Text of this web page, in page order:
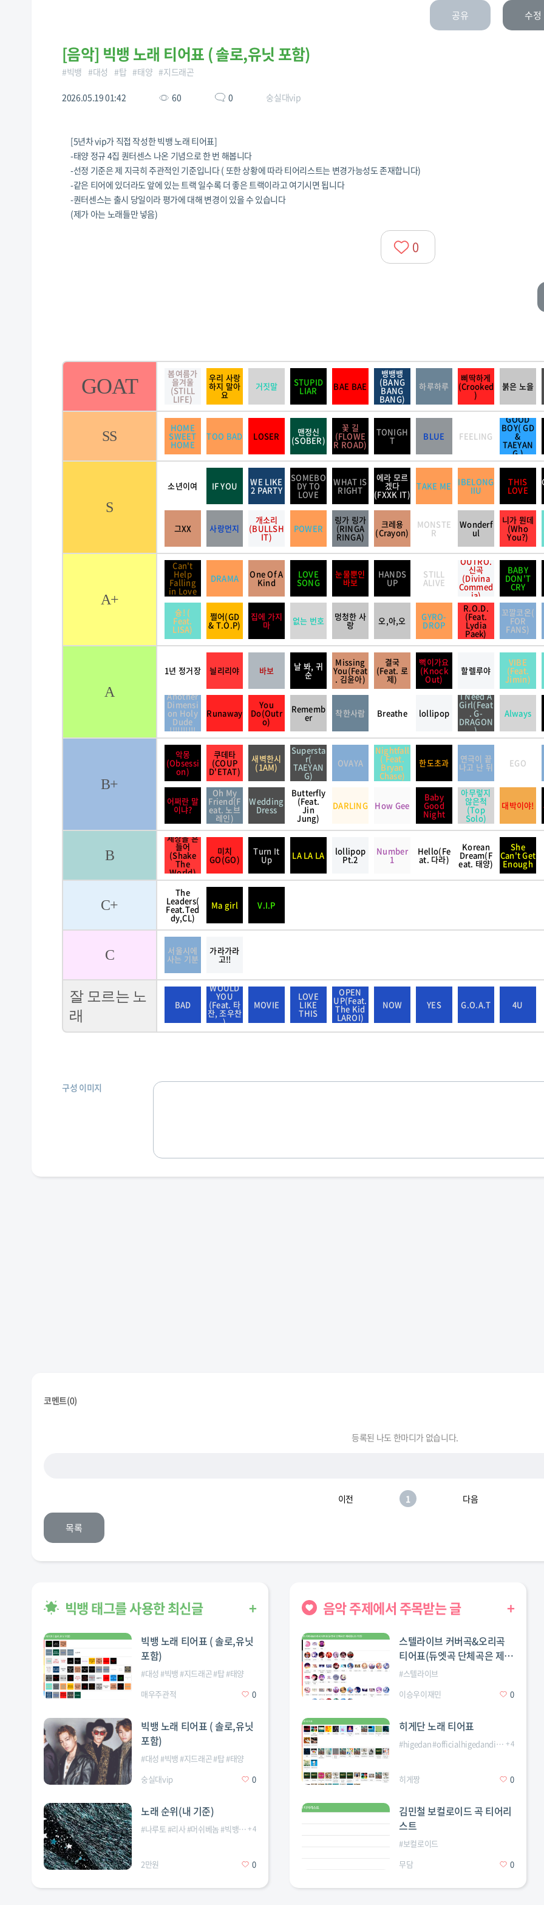
공유 수정
[음악] 빅뱅 노래 티어표 ( 솔로,유닛 포함)
#빅뱅 #대성 #탑 #태양 #지드래곤
2026.05.19 01:42 60 0 숭실대vip
[5년차 vip가 직접 작성한 빅뱅 노래 티어표]
-태양 정규 4집 퀀터센스 나온 기념으로 한 번 해봅니다
-선정 기준은 제 지극히 주관적인 기준입니다 ( 또한 상황에 따라 티어리스트는 변경가능성도 존재합니다)
-같은 티어에 있더라도 앞에 있는 트랙 일수록 더 좋은 트랙이라고 여기시면 됩니다
-퀀터센스는 출시 당일이라 평가에 대해 변경이 있을 수 있습니다
(제가 아는 노래들만 넣음)
0
GOAT
봄여름가
을겨울
(STILL
LIFE)
우리 사랑
하지 말아
요
거짓말 STUPID
LIAR BAE BAE
뱅뱅뱅
(BANG
BANG
BANG)
하루하루
삐딱하게
(Crooked
)
붉은 노을
SS
HOME
SWEET
HOME
TOO BAD LOSER 맨정신
(SOBER)
꽃 길
(FLOWE
R ROAD)
TONIGH
T BLUE FEELING
GOOD
BOY( GD
&
TAEYAN
G )
S
소년이여 IF YOU WE LIKE
2 PARTY
SOMEBO
DY TO
LOVE
WHAT IS
RIGHT
에라 모르
겠다
(FXXK IT)
TAKE ME IBELONG
IIU
THIS
LOVE
그XX 사랑먼지
개소리
(BULLSH
IT)
POWER
링가 링가
(RINGA
RINGA)
크레용
(Crayon)
MONSTE
R
Wonderf
ul
니가 뭔데
(Who
You?)
A+
Can't
Help
Falling
in Love
DRAMA One Of A
Kind
LOVE
SONG
눈물뿐인
바보
HANDS
UP
STILL
ALIVE
OUTRO.
신곡
(Divina
Commed
ia)
BABY
DON'T
CRY
슝! (
Feat.
LISA)
쩔어(GD
& T.O.P)
집에 가지
마 없는 번호 멍청한 사
랑 오,아,오 GYRO-
DROP
R.O.D.
(Feat.
Lydia
Paek)
꼬깔코온(
FOR
FANS)
A
1년 정거장 늴리리야 바보 날 봐, 귀
순
Missing
You(Feat
. 김윤아)
결국
(Feat. 로
제)
뻑이가요
(Knock
Out)
할렐루야
VIBE
(Feat.
Jimin)
Another
Dimensi
on Holy
Dude
!!!!!!!!!!
Runaway
You
Do(Outr
o)
Rememb
er 착한사람 Breathe lollipop
I Need A
Girl(Feat
. G-
DRAGON
)
Always
B+
악몽
(Obsessi
on)
쿠데타
(COUP
D'ETAT)
새벽한시
(1AM)
Supersta
r(
TAEYAN
G)
OVAYA
Nightfall
( Feat.
Bryan
Chase)
한도초과 연극이 끝
나고 난 뒤 EGO
어쩌란 말
이냐?
Oh My
Friend(F
eat. 노브
레인)
Wedding
Dress
Butterfly
(Feat.
Jin
Jung)
DARLING How Gee
Baby
Good
Night
아무렇지
않은척
(Top
Solo)
대박이야!
B
세상을 흔
들어
(Shake
The
World)
미치
GO(GO)
Turn It
Up LA LA LA lollipop
Pt.2
Number
1
Hello(Fe
at. 다라)
Korean
Dream(F
eat. 태양)
She
Can't Get
Enough
C+
The
Leaders(
Feat.Ted
dy,CL)
Ma girl V.I.P
C 서울시에
사는 기분
가라가라
고!!
잘 모르는 노
래
BAD
WOULD
YOU
(Feat. 타
잔, 조우찬
)
MOVIE
LOVE
LIKE
THIS
OPEN
UP(Feat.
The Kid
LAROI)
NOW YES G.O.A.T 4U
구성 이미지
코멘트(0)
등록된 나도 한마디가 없습니다.
이전 1 다음
목록
빅뱅 태그를 사용한 최신글 +
빅뱅 노래 티어표 ( 솔로,유닛
포함)
#대성 #빅뱅#지드래곤#탑#태양
매우주관적
0
빅뱅 노래 티어표 ( 솔로,유닛
포함)
#대성 #빅뱅#지드래곤#탑#태양
숭실대vip
0
노래 순위(내 기준)
#나루토#리사#머쉬베놈#빅뱅#요네즈켄시
+4
2만원 0
음악 주제에서 주목받는 글 +
스텔라이브 커버곡&오리곡
티어표(듀엣곡 단체곡은 제
외)(8.23 기준)
#스텔라이브
이승우이재민
0
히게단 노래 티어표
#higedan#officialhigedandism #오피셜히
+4
히게짱 0
김민철 보컬로이드 곡 티어리
스트
#보컬로이드
무담
0